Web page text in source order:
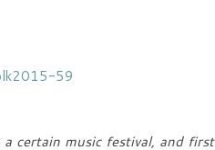
certain music festival, and